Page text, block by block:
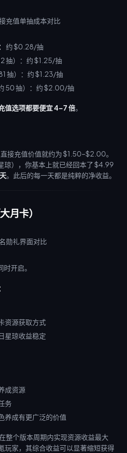
约 $0.28/抽
12 抽）：约 $1.25/抽
81 抽）：约 $1.23/抽
约 50 抽）：约 $2.00/抽
值选项都要便宜 4–7 倍。
接充值价值就约为 $1.50–$2.00。
琼），你基本上就已经回本了 $4.99
。此后的每一天都是纯粹的净收益。
月卡）
开启。
资源获取方式
星琼收益稳定
成资源
务
养成有更广泛的价值
整个版本周期内实现资源收益最大
玩家，其综合收益可以显著缩短获得